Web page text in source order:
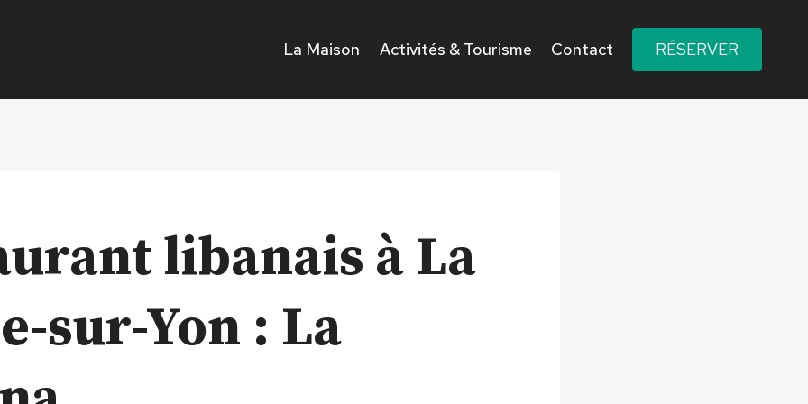
La Maison Activités & Tourisme Contact RÉSERVER
libanais à La
sur-Yon : La